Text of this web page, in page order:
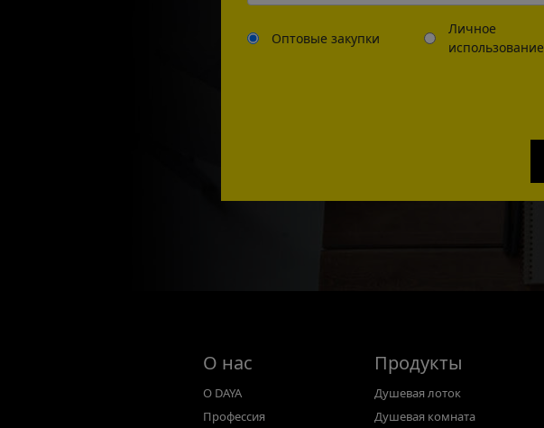
Оптовые закупки
Личное
использование
О нас
О DAYA
Профессия
Продукты
Душевая лоток
Душевая комната